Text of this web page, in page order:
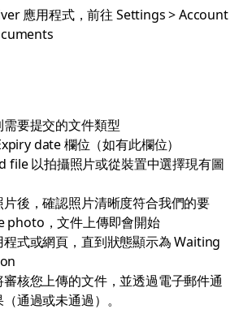
應用程式，前往 Settings > Account
要提交的文件類型
date 欄位（如有此欄位）
file 以拍攝照片或從裝置中選擇現有圖
後，確認照片清晰度符合我們的要
photo，文件上傳即會開始
式或網頁，直到狀態顯示為 Waiting
核您上傳的文件，並透過電子郵件通
通過或未通過）。